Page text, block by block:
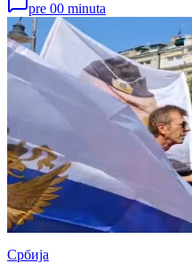
pre 00 minuta
Србија